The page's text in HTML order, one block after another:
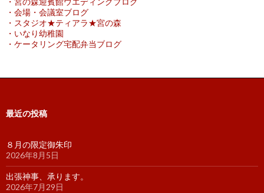
・会場・会議室ブログ
・スタジオ★ティアラ★宮の森
・いなり幼稚園
・ケータリング宅配弁当ブログ
最近の投稿
８月の限定御朱印
2026年8月5日
出張神事、承ります。
2026年7月29日